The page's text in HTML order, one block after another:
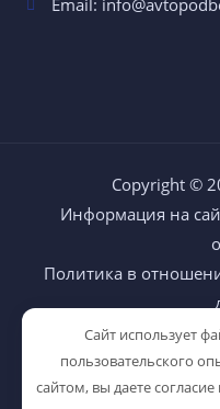
Email:
Copyright ©
Информация на
Политика в
Сайт использует
пользовательского
сайтом, вы даете